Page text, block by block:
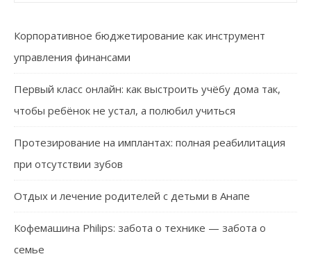
Корпоративное бюджетирование как инструмент
управления финансами
Первый класс онлайн: как выстроить учёбу дома так,
чтобы ребёнок не устал, а полюбил учиться
Протезирование на имплантах: полная реабилитация
при отсутствии зубов
Отдых и лечение родителей с детьми в Анапе
Кофемашина Philips: забота о технике — забота о
семье